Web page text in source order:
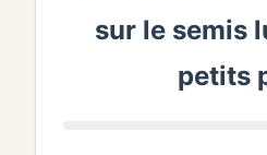
sur le semis
petits